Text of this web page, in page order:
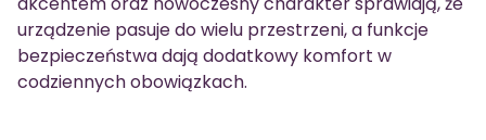
urządzenie pasuje do wielu przestrzeni, a funkcje
bezpieczeństwa dają dodatkowy komfort w
codziennych obowiązkach.